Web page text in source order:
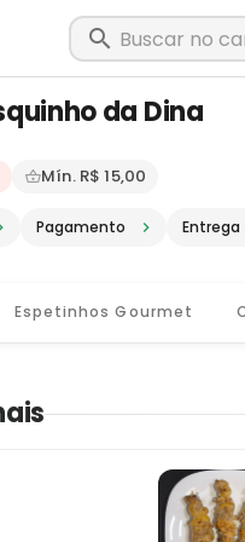
da Dina
em Muriaé -
Mín. R$ 15,00
Pagamento Entrega
Espetinhos Gourmet